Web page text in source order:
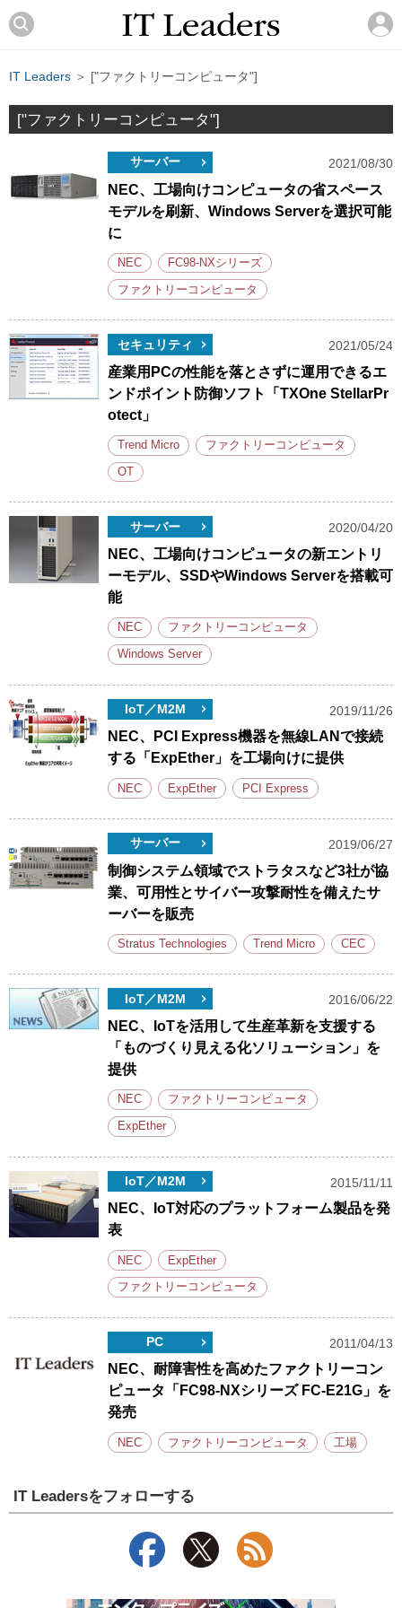
IT Leaders ＞ ["ファクトリーコンピュータ"]
["ファクトリーコンピュータ"]
サーバー 2021/08/30
NEC、工場向けコンピュータの省スペース
モデルを刷新、Windows Serverを選択可能
に
NEC FC98-NXシリーズ
ファクトリーコンピュータ
セキュリティ 2021/05/24
産業用PCの性能を落とさずに運用できるエ
ンドポイント防御ソフト「TXOne StellarPr
otect」
Trend Micro ファクトリーコンピュータ
OT
サーバー 2020/04/20
NEC、工場向けコンピュータの新エントリ
ーモデル、SSDやWindows Serverを搭載可
能
NEC ファクトリーコンピュータ
Windows Server
IoT／M2M 2019/11/26
NEC、PCI Express機器を無線LANで接続
する「ExpEther」を工場向けに提供
NEC ExpEther PCI Express
サーバー 2019/06/27
制御システム領域でストラタスなど3社が協
業、可用性とサイバー攻撃耐性を備えたサ
ーバーを販売
Stratus Technologies Trend Micro CEC
IoT／M2M 2016/06/22
NEC、IoTを活用して生産革新を支援する
「ものづくり見える化ソリューション」を
提供
NEC ファクトリーコンピュータ
ExpEther
IoT／M2M 2015/11/11
NEC、IoT対応のプラットフォーム製品を発
表
NEC ExpEther
ファクトリーコンピュータ
PC 2011/04/13
NEC、耐障害性を高めたファクトリーコン
ピュータ「FC98-NXシリーズ FC-E21G」を
発売
NEC ファクトリーコンピュータ 工場
IT Leadersをフォローする